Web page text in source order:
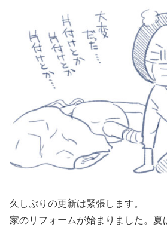
久しぶりの更新は緊張します。
家のリフォームが始まりました。夏